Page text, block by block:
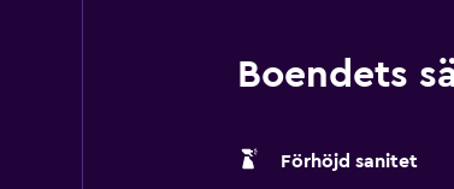
Boendets
Förhöjd sanitet